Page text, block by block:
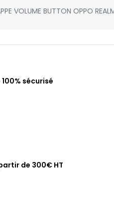
VOLUME BUTTON OPPO
sécurisé
de 300€ HT